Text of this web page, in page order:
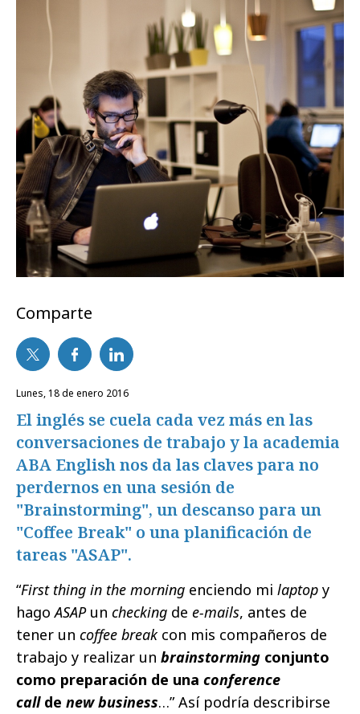
Comparte
lunes, 18 de enero 2016
El inglés se cuela cada vez más en las
conversaciones de trabajo y la academia
ABA English nos da las claves para no
perdernos en una sesión de
"Brainstorming", un descanso para un
"Coffee Break" o una planificación de
tareas "ASAP".
“First thing in the morning enciendo mi laptop y
hagoASAPun checking de e-mails, antes de
tener un coffee breakcon mis compañeros de
trabajo y realizar un brainstorming conjunto
como preparación de una conference
callde new business…” Así podría describirse